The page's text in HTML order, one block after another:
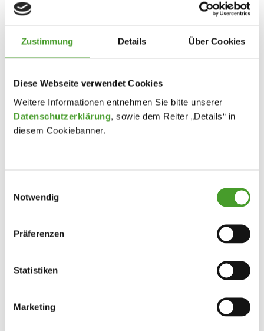
Zustimmung Details Über Cookies
Diese Webseite verwendet Cookies
Weitere Informationen entnehmen Sie bitte unserer
Datenschutzerklärung, sowie dem Reiter „Details“ in
diesem Cookiebanner.
Notwendig
Präferenzen
Statistiken
Marketing